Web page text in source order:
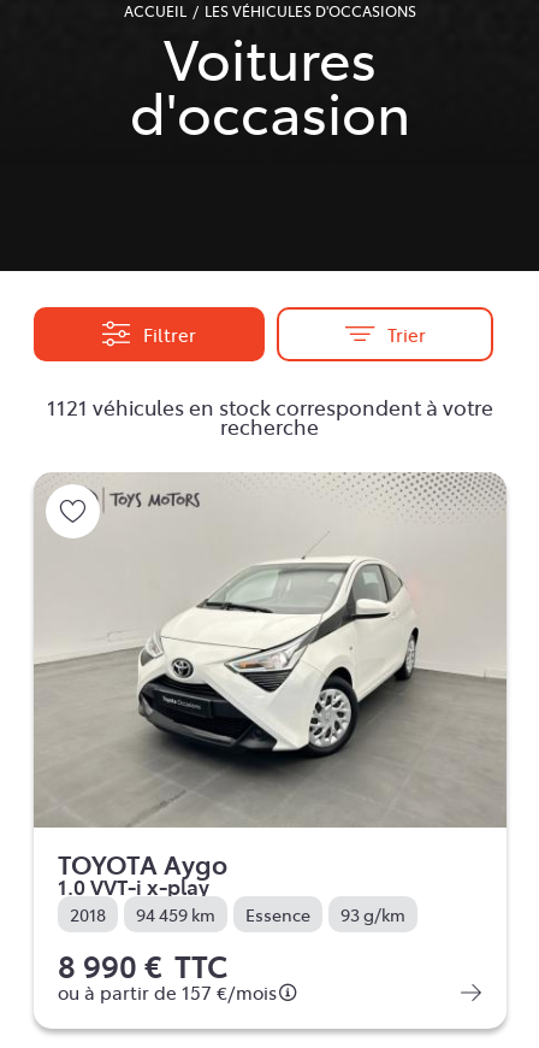
ACCUEIL LES VÉHICULES D'OCCASIONS
Voitures
d'occasion
Filtrer Trier
1121 véhicules en stock correspondent à votre
recherche
TOYOTA Aygo
1.0 VVT-i x-play
2018 94 459 km Essence 93 g/km
8 990 € TTC
ou à partir de 157 €/mois